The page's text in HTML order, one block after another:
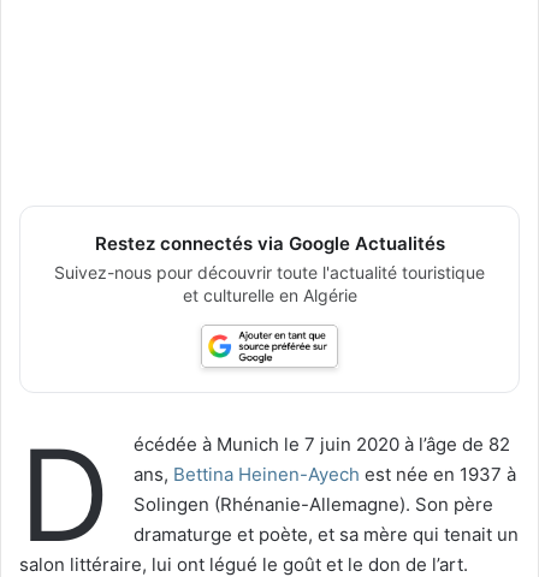
Restez connectés via Google Actualités
Suivez-nous pour découvrir toute l'actualité touristique
et culturelle en Algérie
D
écédée à Munich le 7 juin 2020 à l’âge de 82
ans, Bettina Heinen-Ayech est née en 1937 à
Solingen (Rhénanie-Allemagne). Son père
dramaturge et poète, et sa mère qui tenait un
salon littéraire, lui ont légué le goût et le don de l’art.